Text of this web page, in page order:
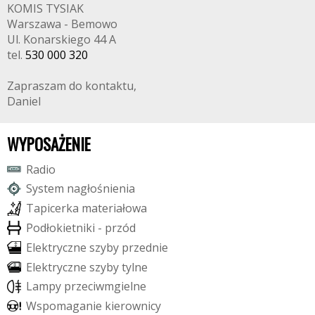
KOMIS TYSIAK
Warszawa - Bemowo
Ul. Konarskiego 44 A
tel. 530 000 320
Zapraszam do kontaktu,
Daniel
WYPOSAŻENIE
Radio
System nagłośnienia
Tapicerka materiałowa
Podłokietniki - przód
Elektryczne szyby przednie
Elektryczne szybytylne
Lampy przeciwmgielne
Wspomaganie kierownicy